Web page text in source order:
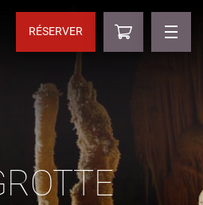
RÉSERVER